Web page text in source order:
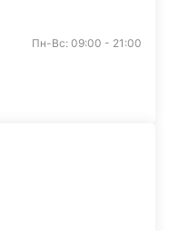
Пн-Вс: 09:00 - 21:00